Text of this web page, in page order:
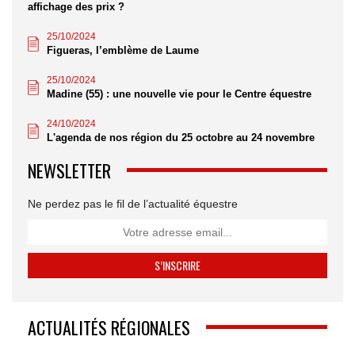
affichage des prix ?
25/10/2024
Figueras, l’emblème de Laume
25/10/2024
Madine (55) : une nouvelle vie pour le Centre équestre
24/10/2024
L'agenda de nos région du 25 octobre au 24 novembre
NEWSLETTER
Ne perdez pas le fil de l’actualité équestre
ACTUALITÉS RÉGIONALES